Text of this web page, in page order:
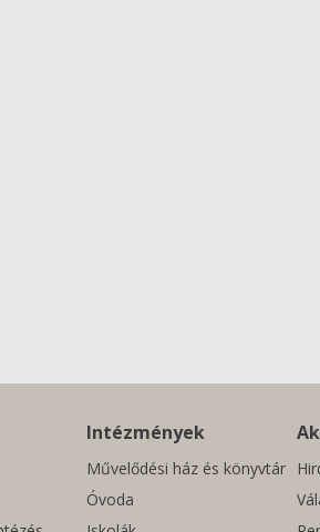
Intézmények
Művelődési ház és könyvtár
Óvoda